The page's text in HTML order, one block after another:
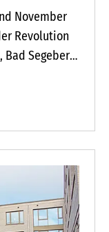
November
Revolution
Bad Segeberg,
des
Projekt ist
Jürgen
Norderstedt